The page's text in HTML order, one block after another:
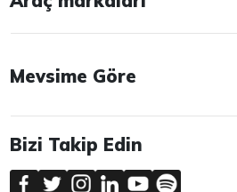
Mevsime Göre
Bizi Takip Edin